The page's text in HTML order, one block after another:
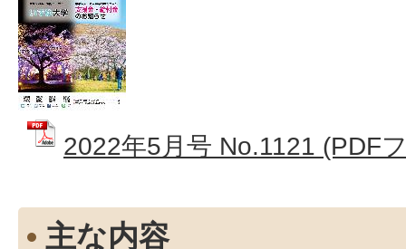
2022年5月号 No.1121 (PDF
主な内容